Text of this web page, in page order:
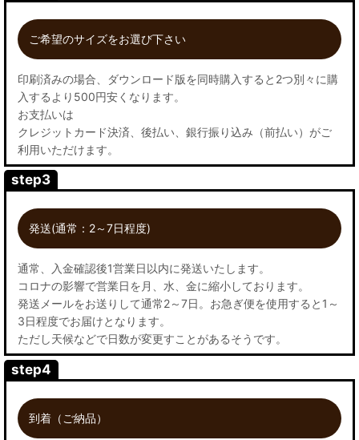
ご希望のサイズをお選び下さい
印刷済みの場合、ダウンロード版を同時購入すると2つ別々に購
入するより500円安くなります。
お支払いは
クレジットカード決済、後払い、銀行振り込み（前払い）がご
利用いただけます。
step3
発送(通常：2～7日程度)
通常、入金確認後1営業日以内に発送いたします。
コロナの影響で営業日を月、水、金に縮小しております。
発送メールをお送りして通常2～7日。お急ぎ便を使用すると1～
3日程度でお届けとなります。
ただし天候などで日数が変更すことがあるそうです。
step4
到着（ご納品）